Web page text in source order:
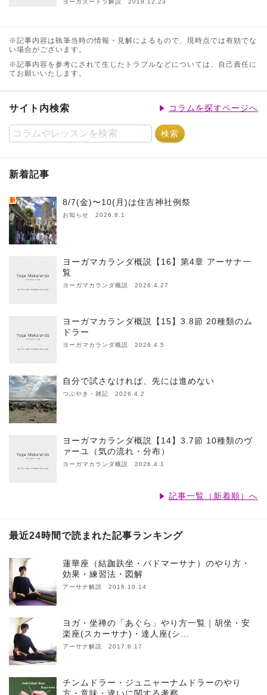
ヨーガスートラ解説 2018.12.23
※記事内容は執筆当時の情報・見解によるもので、現時点では有効でな
い場合がございます。
※記事内容を参考にされて生じたトラブルなどについては、自己責任に
てお願いいたします。
サイト内検索 コラムを探すページへ
新着記事
新 8/7(金)〜10(月)は住吉神社例祭
お知らせ 2026.8.1
ヨーガマカランダ概説【16】第4章 アーサナ一
覧
ヨーガマカランダ概説 2026.4.27
ヨーガマカランダ概説【15】3.8節 20種類のム
ドラー
ヨーガマカランダ概説 2026.4.5
自分で試さなければ、先には進めない
つぶやき・雑記 2026.4.2
ヨーガマカランダ概説【14】3.7節 10種類のヴ
ァーユ（気の流れ・分布）
ヨーガマカランダ概説 2026.4.1
記事一覧（新着順）へ
最近24時間で読まれた記事ランキング
蓮華座（結跏趺坐・パドマーサナ）のやり方・
効果・練習法・図解
アーサナ解説 2016.10.14
ヨガ・坐禅の「あぐら」やり方一覧｜胡坐・安
楽座(スカーサナ)・達人座(シ…
アーサナ解説 2017.6.17
チンムドラー・ジュニャーナムドラーのやり